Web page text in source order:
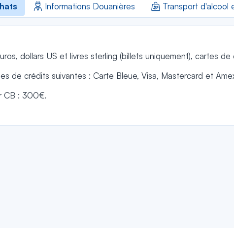
Informations Douanières Transport d'alcool
dollars US et livres sterling (billets uniquement), cartes de
de crédits suivantes : Carte Bleue, Visa, Mastercard et
CB : 300€.